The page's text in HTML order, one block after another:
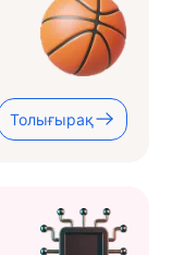
Толығырақ